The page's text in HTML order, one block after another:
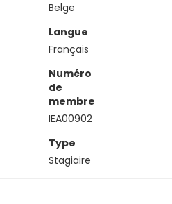
Belge
Langue
Français
Numéro
de
membre
IEA00902
Type
Stagiaire